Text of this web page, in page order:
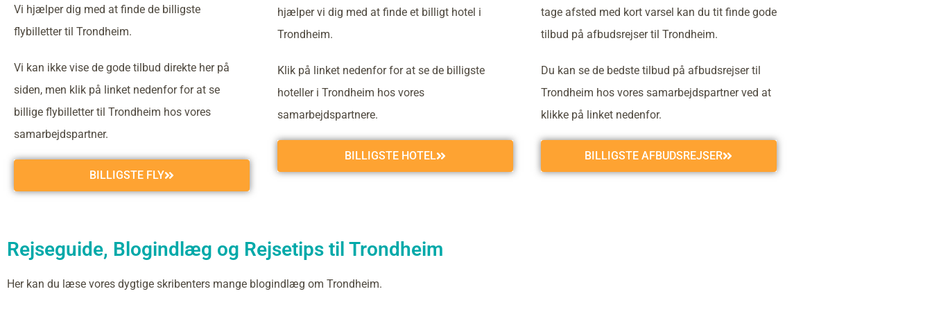
Vi hjælper dig med at finde de billigste
flybilletter til Trondheim.
Vi kan ikke vise de gode tilbud direkte her på
siden, men klik på linket nedenfor for at se
billige flybilletter til Trondheim hos vores
samarbejdspartner.
BILLIGSTE FLY
hjælper vi dig med at finde et billigt hotel i
Trondheim.
Klik på linket nedenfor for at se de billigste
hoteller i Trondheim hos vores
samarbejdspartnere.
BILLIGSTE HOTEL
tage afsted med kort varsel kan du tit finde gode
tilbud på afbudsrejser til Trondheim.
Du kan se de bedste tilbud på afbudsrejser til
Trondheim hos vores samarbejdspartner ved at
klikke på linket nedenfor.
BILLIGSTE AFBUDSREJSER
Rejseguide, Blogindlæg og Rejsetips til Trondheim
Her kan du læse vores dygtige skribenters mange blogindlæg om Trondheim.